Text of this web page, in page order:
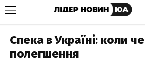
Спека в Україні: коли
полегшення